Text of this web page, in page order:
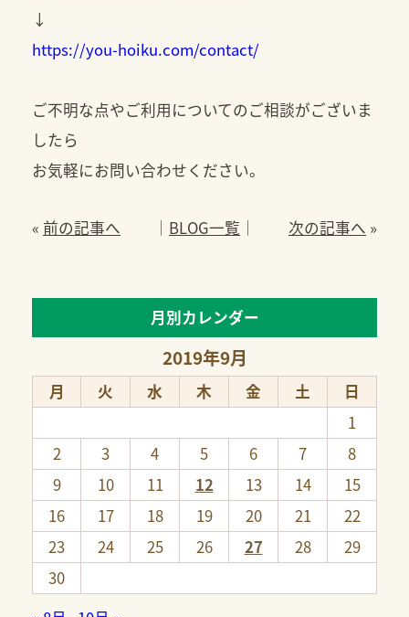
↓
https://you-hoiku.com/contact/
ご不明な点やご利用についてのご相談がございま
したら
お気軽にお問い合わせください。
« 前の記事へ │ BLOG一覧 │ 次の記事へ »
月別カレンダー
2019年9月
月 火 水 木 金 土
日
1
2
3 4 5 6 7
8
9
10 11 12 13 14
15
16
17 18 19 20 21
22
23
24 25 26 27 28
29
30